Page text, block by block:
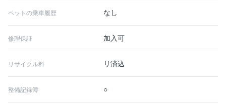
ペットの乗車履歴 なし
修理保証 加入可
リサイクル料 リ済込
整備記録簿 ○